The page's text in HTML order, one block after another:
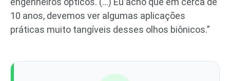
10 anos, devemos ver algumas aplicações
práticas muito tangíveis desses olhos biônicos.”